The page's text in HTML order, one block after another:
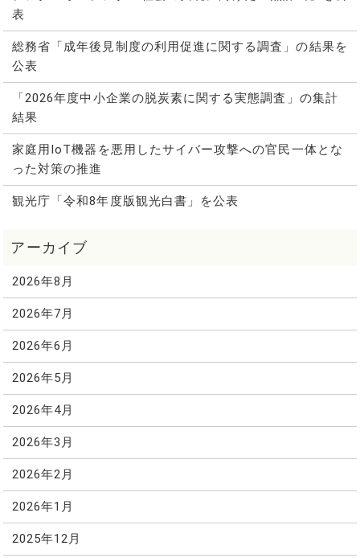
表
総務省「成年後見制度の利用促進に関する調査」の結果を
公表
「2026年度中小企業の脱炭素に関する実態調査」の集計
結果
家庭用IoT機器を悪用したサイバー攻撃への官民一体とな
った対策の推進
観光庁「令和8年度版観光白書」を公表
2026年8月
2026年7月
2026年6月
2026年5月
2026年4月
2026年3月
2026年2月
2026年1月
2025年12月